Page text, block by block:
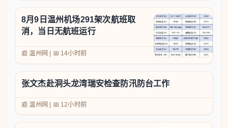
8月9日温州机场291架次航班取
消，当日无航班运行
📰 温州网 | 📅 14小时前
张文杰赴洞头龙湾瑞安检查防汛防台工作
📰 温州网 📅 12小时前